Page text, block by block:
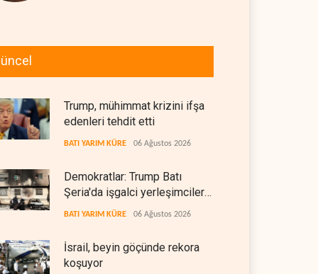
Trump, mühimmat krizini ifşa
edenleri tehdit etti
BATI YARIM KÜRE 06 Ağustos 2026
Demokratlar: Trump Batı
Şeria'da işgalci yerleşimcilere
cezasızlık sağladı
BATI YARIM KÜRE 06 Ağustos 2026
İsrail, beyin göçünde rekora
koşuyor